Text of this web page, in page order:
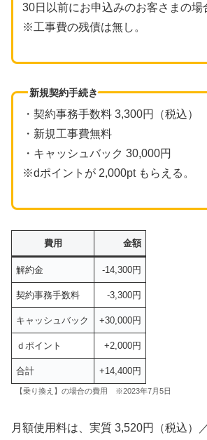
30日以前にお申込みのお客さまの場
※工事費の残債は無し。
新規契約手続き
・契約事務手数料 3,300円（税込）
・新規工事費無料
・キャッシュバック 30,000円
※dポイントが 2,000pt もらえる。
費用 金額
解約金 -14,300円
契約事務手数料 -3,300円
キャッシュバック +30,000円
ｄポイント +2,000円
合計 +14,400円
【乗り換え】の場合の費用 ※2023年7月5日
月額使用料は、実質 3,520円（税込）